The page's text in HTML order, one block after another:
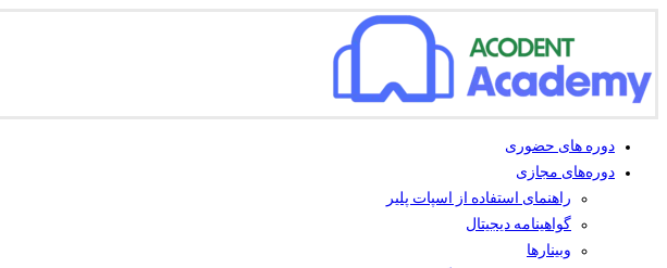
دوره های حضوری
دوره‌های مجازی
راهنمای استفاده از اسپات پلیر
گواهینامه دیجیتال
وبینار‌ها